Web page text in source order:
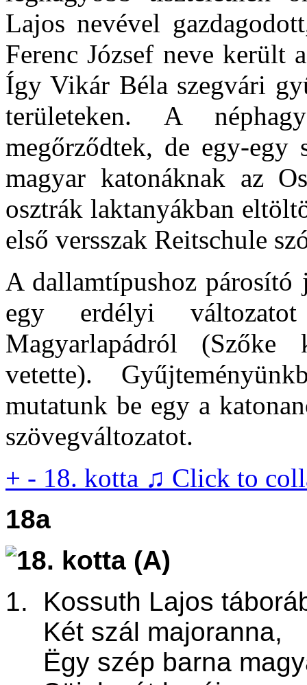
Lajos nevével
Ferenc József neve került
Így Vikár Béla szegvári
területeken. A
megőrződtek, de egy-egy
magyar katonáknak az
osztrák laktanyákban
első versszak Reitschule
A dallamtípushoz párosító
egy erdélyi
Magyarlapádról (Szőke
vetette).
mutatunk be egy a
szövegváltozatot.
+ - 18. kotta ♫ Click to
18a
1. Kossuth Lajos
Két szál majoranna,
Ëgy szép barna